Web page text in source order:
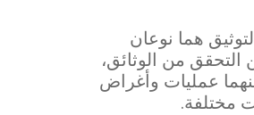
هما نوعان
التحقق من الوثائق،
عمليات وأغراض
مختلفة.